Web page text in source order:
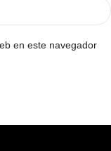
en este navegador